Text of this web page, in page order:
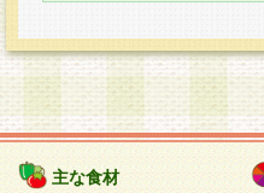
てその効力を生じ
4.本規約は、会員
の当社による会員
たものとみなされ
主な食材